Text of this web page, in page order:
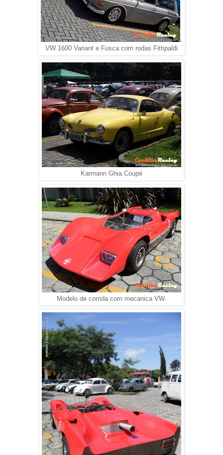
.
VW 1600 Variant e Fusca com rodas Fittipaldi
Karmann Ghia Coupé
Modelo de corrida com mecanica VW.